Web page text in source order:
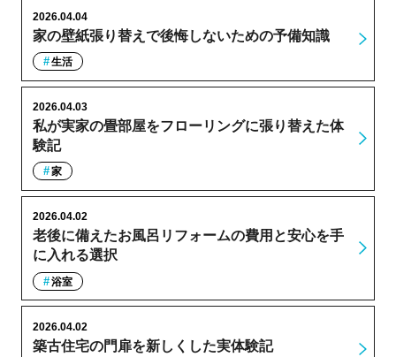
家の壁紙張り替えで後悔しないための予備知識
2026.04.04
生活
私が実家の畳部屋をフローリングに張り替えた体
験記
2026.04.03
家
老後に備えたお風呂リフォームの費用と安心を手
に入れる選択
2026.04.02
浴室
築古住宅の門扉を新しくした実体験記
2026.04.02